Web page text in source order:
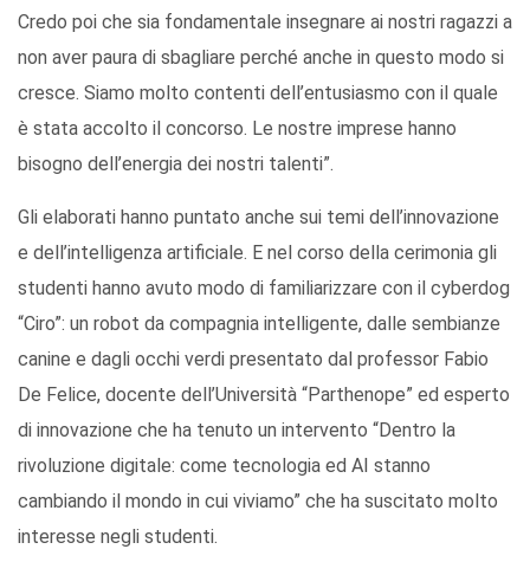
Credo poi che sia fondamentale insegnare ai nostri ragazzi a
non aver paura di sbagliare perché anche in questo modo si
cresce. Siamo molto contenti dell’entusiasmo con il quale
è stata accolto il concorso. Le nostre imprese hanno
bisogno dell’energia dei nostri talenti”.
Gli elaborati hanno puntato anche sui temi dell’innovazione
e dell’intelligenza artificiale. E nel corso della cerimonia gli
studenti hanno avuto modo di familiarizzare con il cyberdog
“Ciro”: un robot da compagnia intelligente, dalle sembianze
canine e dagli occhi verdi presentato dal professor Fabio
De Felice, docente dell’Università “Parthenope” ed esperto
di innovazione che ha tenuto un intervento “Dentro la
rivoluzione digitale: come tecnologia ed AI stanno
cambiando il mondo in cui viviamo” che ha suscitato molto
interesse negli studenti.